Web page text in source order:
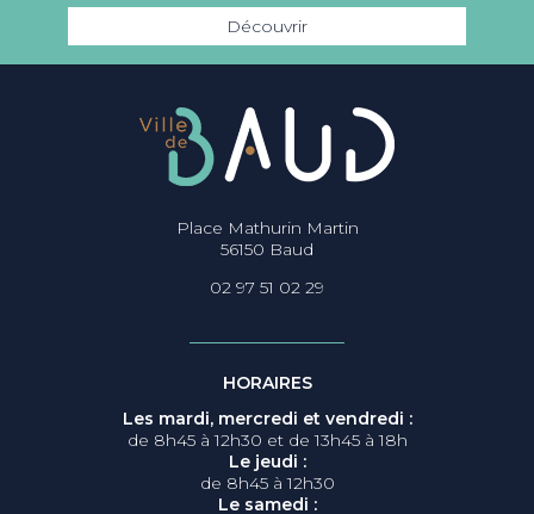
Découvrir
Place Mathurin Martin
56150 Baud
02 97 51 02 29
HORAIRES
Les mardi, mercredi et vendredi :
de 8h45 à 12h30 et de 13h45 à 18h
Le jeudi :
de 8h45 à 12h30
Le samedi :